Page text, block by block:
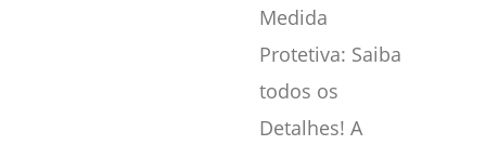
Medida
Protetiva: Saiba
todos os
Detalhes! A